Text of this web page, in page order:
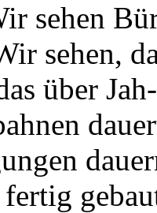
sehen
sehen,
über